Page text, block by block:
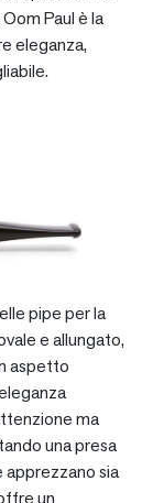
Paul è la
eleganza,
pipe per la
e allungato,
aspetto
ma
una presa
apprezzano sia